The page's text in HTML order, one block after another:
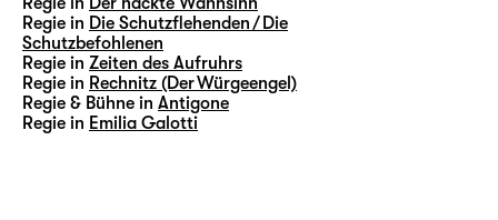
Regie in Die Schutzflehenden / Die
Schutzbefohlenen
Regie in Zeiten des Aufruhrs
Regie in Rechnitz (Der Würgeengel)
Regie & Bühne in Antigone
Regie in Emilia Galotti